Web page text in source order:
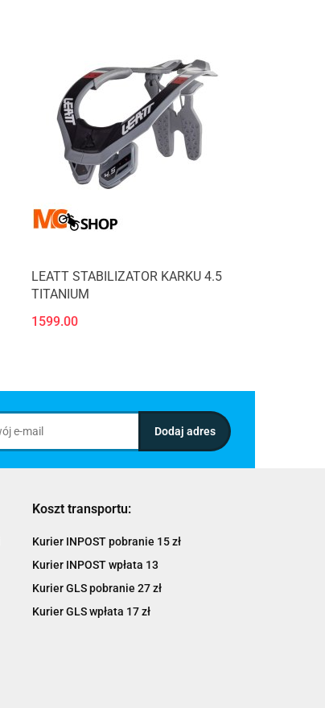
LEATT STABILIZATOR KARKU 4.5
TITANIUM
1599.00
Koszt transportu:
Kurier INPOST pobranie 15 zł
Kurier INPOST wpłata 13
Kurier GLS pobranie 27 zł
Kurier GLS wpłata 17 zł